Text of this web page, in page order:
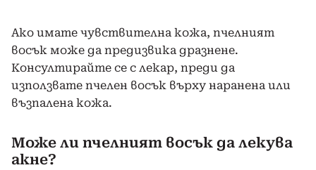
Ако имате чувствителна кожа, пчелният
восък може да предизвика дразнене.
Консултирайте се с лекар, преди да
използвате пчелен восък върху наранена или
възпалена кожа.
Може ли пчелният восък да лекува
акне?